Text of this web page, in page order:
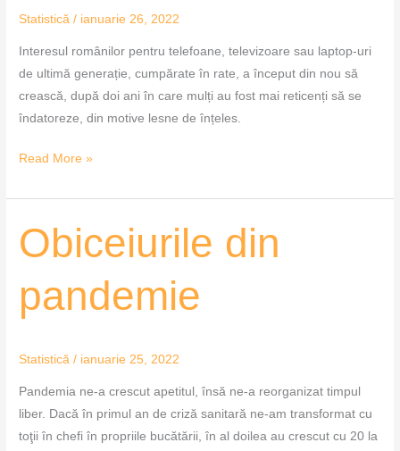
Statistică / ianuarie 26, 2022
Interesul românilor pentru telefoane, televizoare sau laptop-uri
de ultimă generație, cumpărate în rate, a început din nou să
crească, după doi ani în care mulți au fost mai reticenți să se
îndatoreze, din motive lesne de înțeles.
Read More »
Obiceiurile din
pandemie
Statistică / ianuarie 25, 2022
Pandemia ne-a crescut apetitul, însă ne-a reorganizat timpul
liber. Dacă în primul an de criză sanitară ne-am transformat cu
toţii în chefi în propriile bucătării, în al doilea au crescut cu 20 la
Obiceiurile
din